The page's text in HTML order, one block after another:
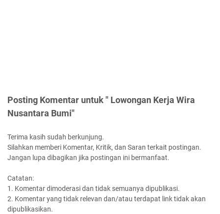
Posting Komentar untuk " Lowongan Kerja Wira
Nusantara Bumi"
Terima kasih sudah berkunjung.
Silahkan memberi Komentar, Kritik, dan Saran terkait postingan.
Jangan lupa dibagikan jika postingan ini bermanfaat.
Catatan:
1. Komentar dimoderasi dan tidak semuanya dipublikasi.
2. Komentar yang tidak relevan dan/atau terdapat link tidak akan
dipublikasikan.